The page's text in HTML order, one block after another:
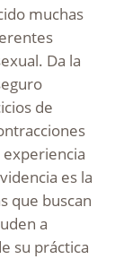
muchas
Da la
de
es la
que buscan
a
su práctica